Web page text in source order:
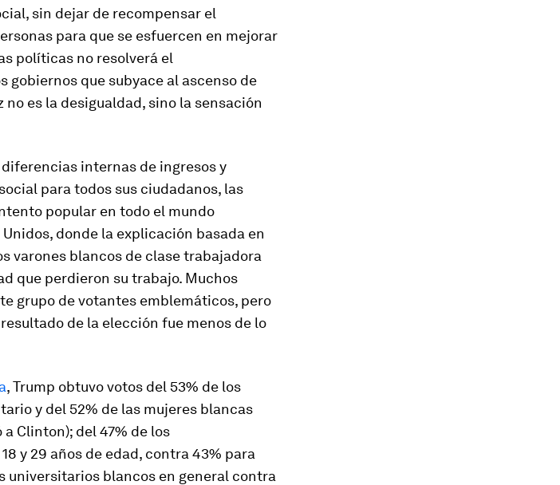
sin dejar de recompensar el
para que se esfuercen en mejorar
políticas no resolverá el
que subyace al ascenso de
es la desigualdad, sino la sensación
internas de ingresos y
para todos sus ciudadanos, las
popular en todo el mundo
donde la explicación basada en
varones blancos de clase trabajadora
que perdieron su trabajo. Muchos
grupo de votantes emblemáticos, pero
de la elección fue menos de lo
, Trump obtuvo votos del 53% de los
y del 52% de las mujeres blancas
Clinton); del 47% de los
y 29 años de edad, contra 43% para
universitarios blancos en general contra